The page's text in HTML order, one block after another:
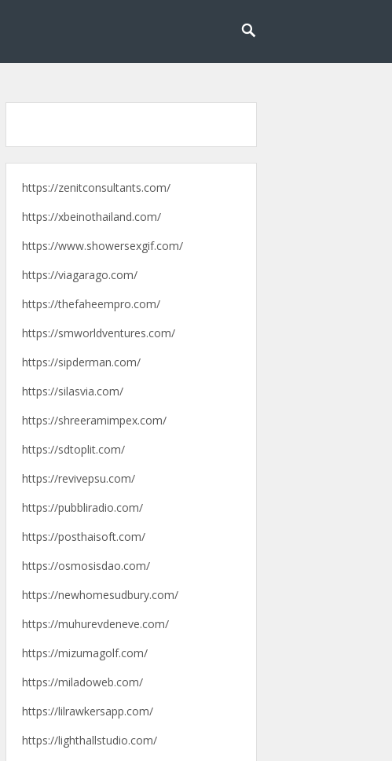
https://zenitconsultants.com/
https://xbeinothailand.com/
https://www.showersexgif.com/
https://viagarago.com/
https://thefaheempro.com/
https://smworldventures.com/
https://sipderman.com/
https://silasvia.com/
https://shreeramimpex.com/
https://sdtoplit.com/
https://revivepsu.com/
https://pubbliradio.com/
https://posthaisoft.com/
https://osmosisdao.com/
https://newhomesudbury.com/
https://muhurevdeneve.com/
https://mizumagolf.com/
https://miladoweb.com/
https://lilrawkersapp.com/
https://lighthallstudio.com/